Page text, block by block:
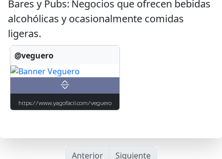
Bares y Pubs: Negocios que ofrecen bebidas
alcohólicas y ocasionalmente comidas
ligeras.
@veguero
https://www.yagofacil.com/veguero
Anterior Siguiente